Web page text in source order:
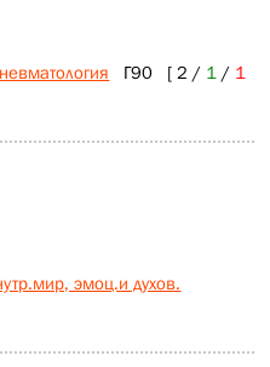
Г90 [ 2 / 1 / 1
эмоц.и духов.